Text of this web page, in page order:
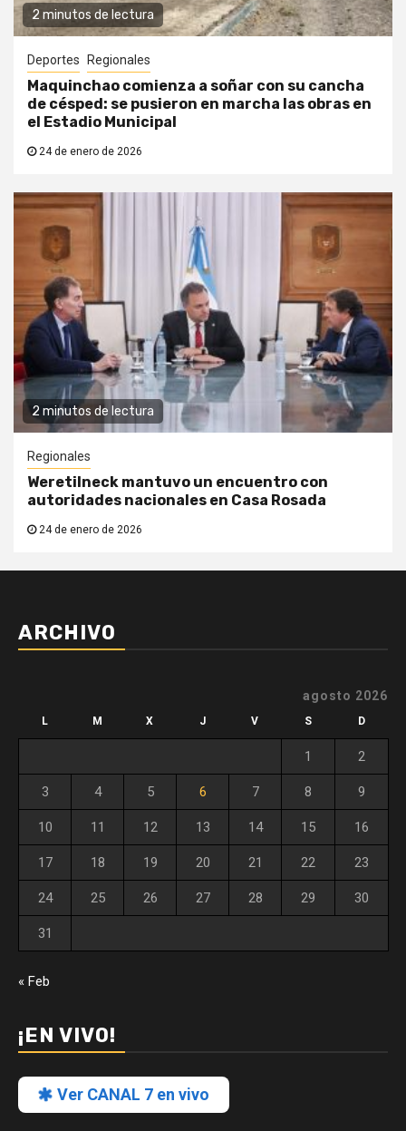
2 minutos de lectura
Deportes Regionales
Maquinchao comienza a soñar con su cancha
de césped: se pusieron en marcha las obras en
el Estadio Municipal
24 de enero de 2026
2 minutos de lectura
Regionales
Weretilneck mantuvo un encuentro con
autoridades nacionales en Casa Rosada
24 de enero de 2026
ARCHIVO
agosto 2026
L M X J V S D
1 2
3 4 5 6 7 8 9
10 11 12 13 14 15 16
17 18 19 20 21 22 23
24 25 26 27 28 29 30
31
« Feb
¡EN VIVO!
Ver CANAL 7 en vivo